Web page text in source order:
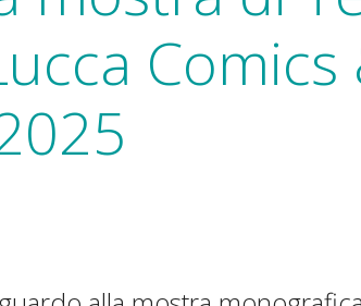
Comics